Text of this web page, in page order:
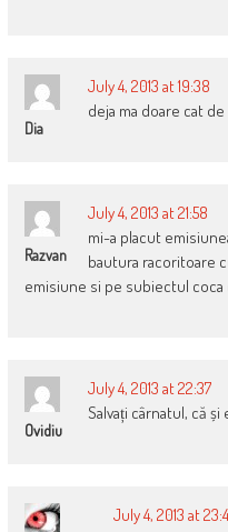
Dia
July 4, 2013 at 19:38
deja ma doare cat
Razvan
July 4, 2013 at 21:58
mi-a placut
bautura racoritoare
emisiune si pe subiectul coca
Ovidiu
July 4, 2013 at 22:37
Salvați cârnatul, că
July 4, 2013 at